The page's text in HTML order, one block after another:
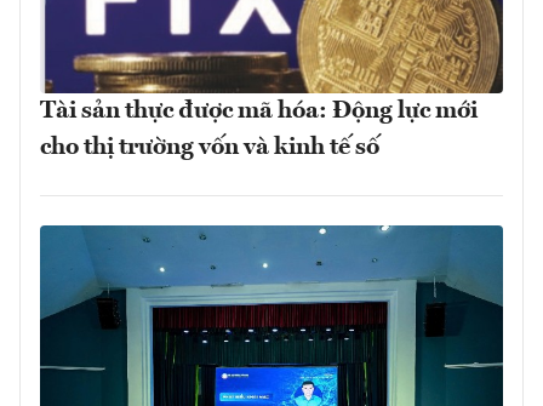
Tài sản thực được mã hóa: Động lực mới
cho thị trường vốn và kinh tế số